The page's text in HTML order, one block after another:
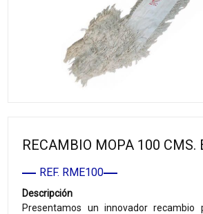
RECAMBIO MOPA 100 CMS.
REF. RME100
Descripción
Presentamos un innovador